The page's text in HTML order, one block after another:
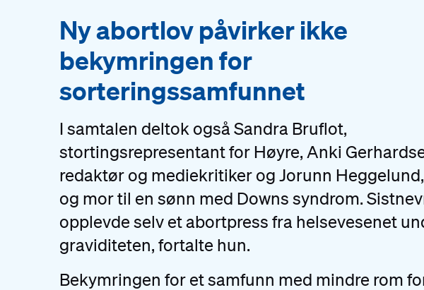
#
Ny abortlov påvirker ikke
bekymringen for
sorteringssamfunnet
I samtalen deltok også Sandra Bruflot,
stortingsrepresentant for Høyre, Anki
redaktør og mediekritiker og Jorunn
og mor til en sønn med Downs syndrom.
opplevde selv et abortpress fra helsevesenet
graviditeten, fortalte hun.
Bekymringen for et samfunn med mindre rom